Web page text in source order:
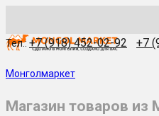
Тел.: +7 (918) 452-02-92 +7
Монголмаркет
Магазин товаров из